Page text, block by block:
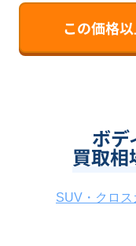
この価格
ボデ
買取
SUV・クロ